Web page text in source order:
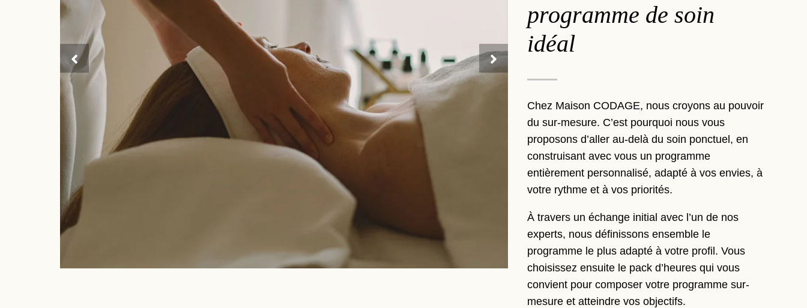
programme de soin
idéal
Chez Maison CODAGE, nous croyons au pouvoir
du sur-mesure. C’est pourquoi nous vous
proposons d’aller au-delà du soin ponctuel, en
construisant avec vous un programme
entièrement personnalisé, adapté à vos envies, à
votre rythme et à vos priorités.
À travers un échange initial avec l’un de nos
experts, nous définissons ensemble le
programme le plus adapté à votre profil. Vous
choisissez ensuite le pack d’heures qui vous
convient pour composer votre programme sur-
mesure et atteindre vos objectifs.